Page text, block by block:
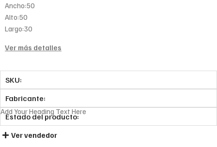
Ancho:50
Alto:50
Largo:30
Ver más detalles
SKU:
Fabricante:
Estado del producto:
Add Your Heading Text Here
Ver vendedor